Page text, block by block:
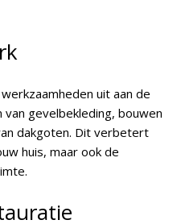
uit aan de
gevelbekleding, bouwen
dakgoten. Dit verbetert
huis, maar ook de